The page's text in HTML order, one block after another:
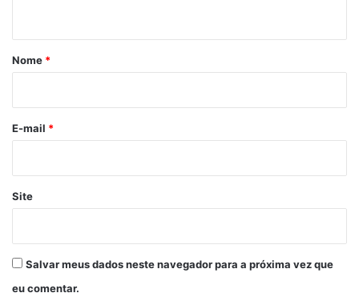
r
*
Nome *
E-mail *
Site
Salvar meus dados neste navegador para a próxima vez que
eu comentar.